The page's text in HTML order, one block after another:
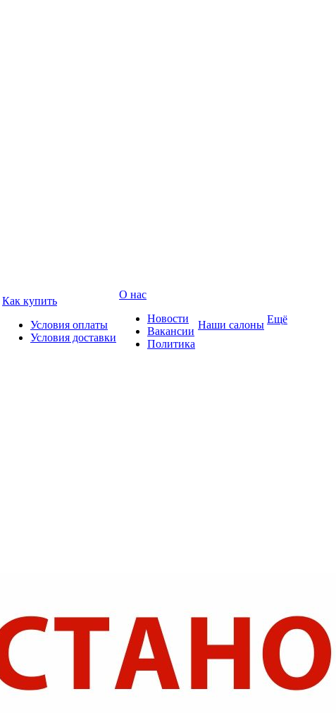
Как купить
Условия оплаты
Условия доставки
О нас
Новости
Вакансии
Политика
Наши салоны Ещё